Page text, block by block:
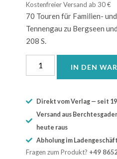
Kostenfreier Versand ab 30 €
70 Touren für Familien-
Tennengau zu Bergseen
208 S.
IN DEN
Direkt vom Verlag — seit
Versand aus
heute raus
Abholung im
Fragen zum Produkt? +49